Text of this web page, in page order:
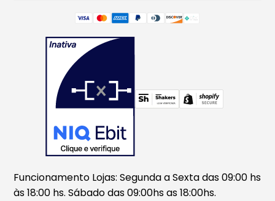
Funcionamento Lojas: Segunda a Sexta das 09:00 hs
às 18:00 hs. Sábado das 09:00hs as 18:00hs.